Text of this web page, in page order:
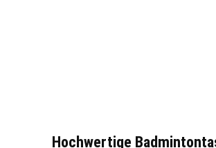
Hochwertige